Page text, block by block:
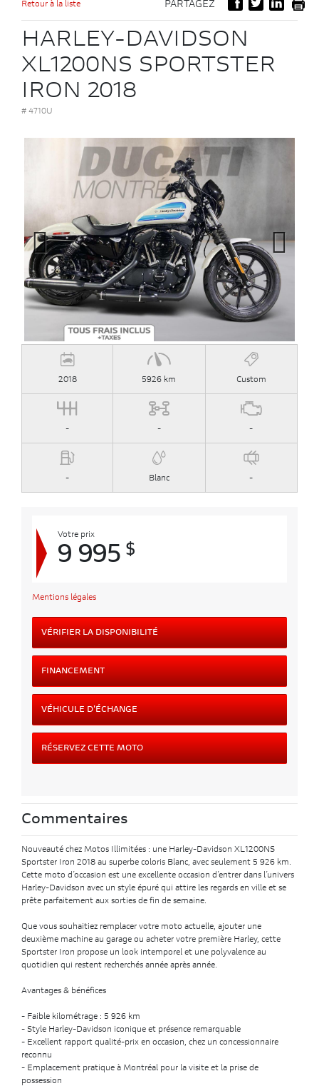
Retour à la liste PARTAGEZ
HARLEY-DAVIDSON
XL1200NS SPORTSTER
IRON 2018
# 4710U
Previous Next
2018 5926 km Custom
- - -
- Blanc -
Votre prix
9 995 $
Mentions légales
VÉRIFIER LA DISPONIBILITÉ
FINANCEMENT
VÉHICULE D'ÉCHANGE
RÉSERVEZ CETTE MOTO
Commentaires
Nouveauté chez Motos Illimitées : une Harley-Davidson XL1200NS
Sportster Iron 2018 au superbe coloris Blanc, avec seulement 5 926 km.
Cette moto d’occasion est une excellente occasion d’entrer dans l’univers
Harley-Davidson avec un style épuré qui attire les regards en ville et se
prête parfaitement aux sorties de fin de semaine.
Que vous souhaitiez remplacer votre moto actuelle, ajouter une
deuxième machine au garage ou acheter votre première Harley, cette
Sportster Iron propose un look intemporel et une polyvalence au
quotidien qui restent recherchés année après année.
Avantages & bénéfices
- Faible kilométrage : 5 926 km
- Style Harley-Davidson iconique et présence remarquable
- Excellent rapport qualité-prix en occasion, chez un concessionnaire
reconnu
- Emplacement pratique à Montréal pour la visite et la prise de
possession